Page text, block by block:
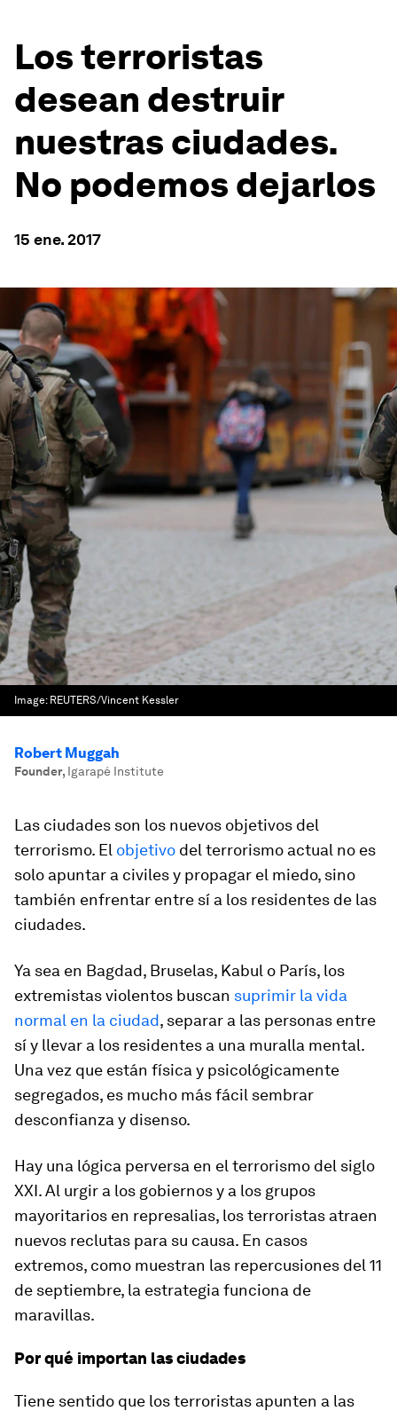
Los terroristas
desean destruir
nuestras ciudades.
No podemos dejarlos
15 ene. 2017
Image: REUTERS/Vincent Kessler
Robert Muggah
Founder, Igarapé Institute
Las ciudades son los nuevos objetivos del
terrorismo. El objetivo del terrorismo actual no es
solo apuntar a civiles y propagar el miedo, sino
también enfrentar entre sí a los residentes de las
ciudades.
Ya sea en Bagdad, Bruselas, Kabul o París, los
extremistas violentos buscan suprimir la vida
normal en la ciudad, separar a las personas entre
sí y llevar a los residentes a una muralla mental.
Una vez que están física y psicológicamente
segregados, es mucho más fácil sembrar
desconfianza y disenso.
Hay una lógica perversa en el terrorismo del siglo
XXI. Al urgir a los gobiernos y a los grupos
mayoritarios en represalias, los terroristas atraen
nuevos reclutas para su causa. En casos
extremos, como muestran las repercusiones del 11
de septiembre, la estrategia funciona de
maravillas.
Por qué importan las ciudades
Tiene sentido que los terroristas apunten a las